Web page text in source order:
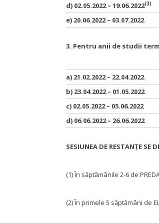
d) 02.05.2022 – 19.06.2022(3)
e) 20.06.2022 – 03.07.2022
3. Pentru anii de studii
a) 21.02.2022 – 22.04.2022
b) 23.04.2022 – 01.05.2022
c) 02.05.2022 – 05.06.2022
d) 06.06.2022 – 26.06.2022
SESIUNEA DE RESTANȚE SE
(1) În săptămânile 2-6 de
(2) În primele 5 săptămâni de